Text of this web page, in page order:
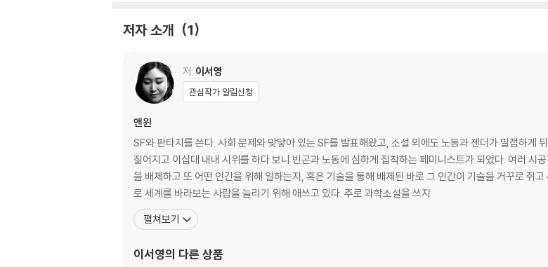
메르스를 중심으로 | 우리는 가족이 아니잖아요 | 걱정은 ‘노 땡큐’ | 당신의 시간이 옳듯, 내 시간도 틀리지
4부 우리 모두 행복하면 안 되나요?
우리는 아이가 아니다: 우리 노동을 지배하는 은유들(1) | 신분제는 철폐되지 않았다: 우리 노동을 지배하
(3) | ‘내’ 꿈이 이루어지는 나라 | 노을이 지기 시작하면 우리 함께 차를 마셔요 | 최선을 다하는 일못들을
우리는 편의점에서 만난다 |액자 저편, 너의 목소리가 들려 | 은혜는 테이프 밖에서 | 막다른 터널, 그럼에
투쟁중인 봉혜영 씨를 만나다 | 인터뷰) ‘맥가현’을 만나다 | 필진 인터뷰
저자 소개 1
저 이서영
관심작가 알림신청
앤윈
SF와 판타지를 쓴다. 사회 문제와 맞닿아 있는 SF를 발표해왔고, 소설 외에도 노동과 젠더가 밀접하게
짊어지고 이십대 내내 시위를 하다 보니 빈곤과 노동에 심하게 집착하는 페미니스트가 되었다. 여러 시
을 배제하고 또 어떤 인간을 위해 일하는지, 혹은 기술을 통해 배제된 바로 그 인간이 기술을 거꾸로 쥐
로 세계를 바라보는 사람을 늘리기 위해 애쓰고 있다. 주로 과학소설을 쓰지
펼쳐보기
이서영의 다른 상품